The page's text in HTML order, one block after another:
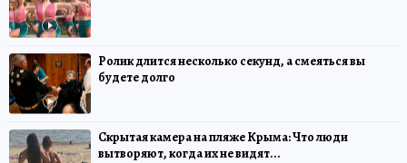
Ролик длится несколько секунд, а смеяться вы
будете долго
Скрытая камера на пляже Крыма: Что люди
вытворяют, когда их не видят...